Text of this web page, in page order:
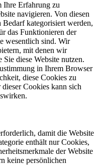
Ihre Erfahrung zu
navigieren. Von diesen
kategorisiert werden,
das Funktionieren der
wesentlich sind. Wir
mit denen wir
diese Website nutzen.
in Ihrem Browser
diese Cookies zu
Cookies kann sich
damit die Website
enthält nur Cookies,
der Website
keine persönlichen